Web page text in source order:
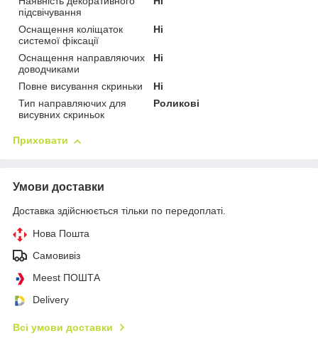
підсвічування
Оснащення коліщаток
системої фіксації
Ні
Оснащення направляючих
доводчиками
Ні
Повне висування скриньки
Ні
Тип направляючих для
висувних скриньок
Роликові
Приховати
Умови доставки
Доставка здійснюється тільки по передоплаті.
Нова Пошта
Самовивіз
Meest ПОШТА
Delivery
Всі умови доставки